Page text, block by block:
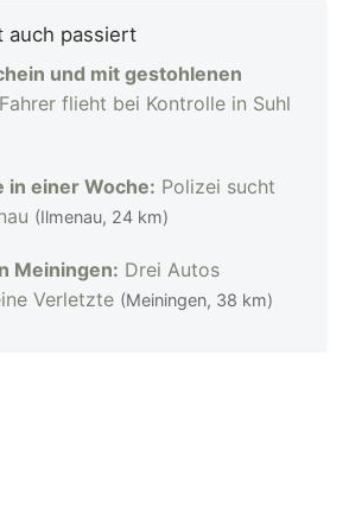
auch passiert
und mit gestohlenen
Fahrer flieht bei Kontrolle in Suhl
in einer Woche: Polizei sucht
(Ilmenau, 24 km)
Meiningen: Drei Autos
Verletzte (Meiningen, 38 km)